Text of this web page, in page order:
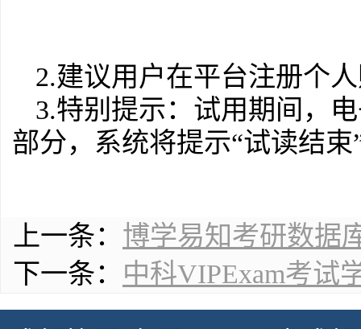
2.建议用户在平台注册个
3.特别提示：试用期间，
部分，系统将提示“试读结
上一条： 博学易知考研数据
下一条： 中科VIPExam考试